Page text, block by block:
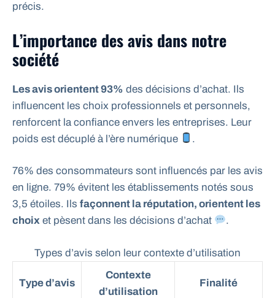
précis.
L’importance des avis dans notre
société
Les avis orientent 93% des décisions d’achat. Ils
influencent les choix professionnels et personnels,
renforcent la confiance envers les entreprises. Leur
poids est décuplé à l’ère numérique
.
76% des consommateurs sont influencés par les avis
en ligne. 79% évitent les établissements notés sous
3,5 étoiles. Ils façonnent la réputation, orientent les
choix et pèsent dans les décisions d’achat .
Types d’avis selon leur contexte d’utilisation
Type d’avis
Contexte
d’utilisation
Finalité